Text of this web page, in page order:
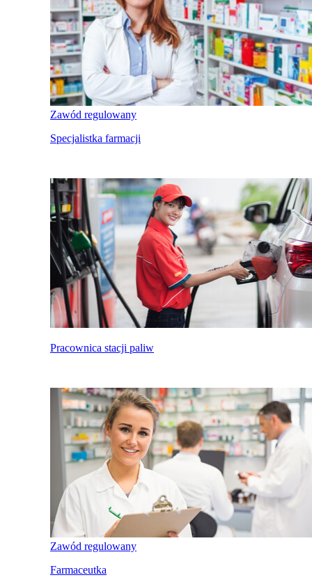
Zawód regulowany
Specjalistka farmacji
Pracownica stacji paliw
Zawód regulowany
Farmaceutka